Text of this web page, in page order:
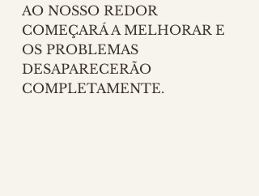
AO NOSSO REDOR
COMEÇARÁ A MELHORAR E
OS PROBLEMAS
DESAPARECERÃO
COMPLETAMENTE.